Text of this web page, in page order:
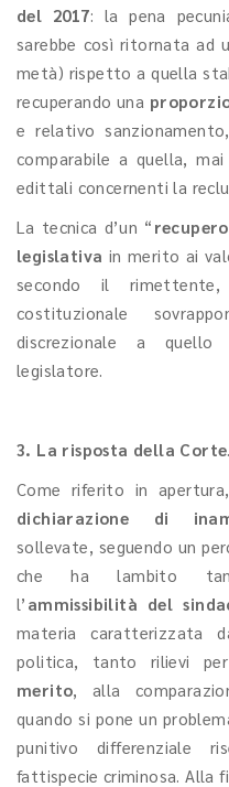
del 2017: la pena
sarebbe così ritornata ad
metà) rispetto a quella
recuperando una
e relativo
comparabile a quella,
edittali concernenti la
La tecnica d’un “ recupero
legislativa in merito ai
secondo il
costituzionale
discrezionale a
legislatore.
3. La risposta della Corte.
Come riferito in
dichiarazione di
sollevate, seguendo un
che ha lambito
l’ ammissibilità del
materia
caratterizzata
politica, tanto rilievi
merito, alla
quando si pone un
punitivo differenziale
fattispecie criminosa. Alla